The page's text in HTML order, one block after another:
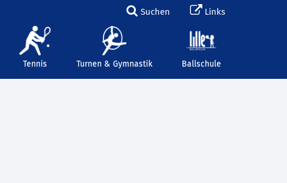
Suchen Links
Tennis Turnen & Gymnastik Ballschule